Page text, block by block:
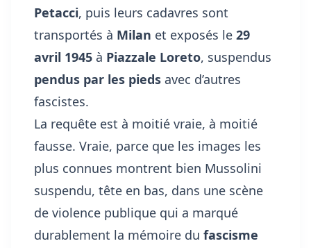
Petacci, puis leurs cadavres sont
transportés à Milan et exposés le 29
avril 1945 à Piazzale Loreto, suspendus
pendus par les pieds avec d’autres
fascistes.
La requête est à moitié vraie, à moitié
fausse. Vraie, parce que les images les
plus connues montrent bien Mussolini
suspendu, tête en bas, dans une scène
de violence publique qui a marqué
durablement la mémoire du fascisme